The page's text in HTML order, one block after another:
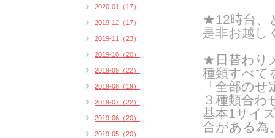
★12時台、
是非お越し
★日替わり
種類すべて
「全部の
３種類合わ
基本1サイ
合がある為
2020-01（17）
2019-12（17）
2019-11（23）
2019-10（20）
2019-09（22）
2019-08（19）
2019-07（22）
2019-06（20）
2019-05（20）